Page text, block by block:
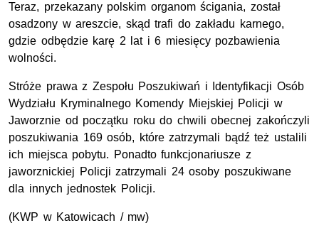
Teraz, przekazany polskim organom ścigania, został
osadzony w areszcie, skąd trafi do zakładu karnego,
gdzie odbędzie karę 2 lat i 6 miesięcy pozbawienia
wolności.
Stróże prawa z Zespołu Poszukiwań i Identyfikacji Osób
Wydziału Kryminalnego Komendy Miejskiej Policji w
Jaworznie od początku roku do chwili obecnej zakończyli
poszukiwania 169 osób, które zatrzymali bądź też ustalili
ich miejsca pobytu. Ponadto funkcjonariusze z
jaworznickiej Policji zatrzymali 24 osoby poszukiwane
dla innych jednostek Policji.
(KWP w Katowicach / mw)